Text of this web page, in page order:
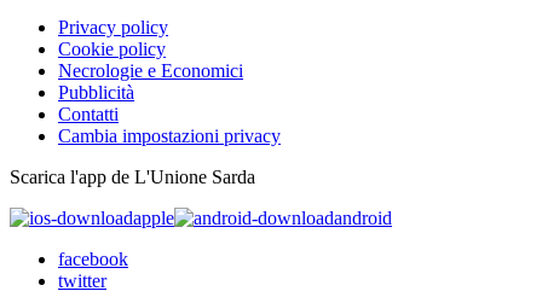
Privacy policy
Cookie policy
Necrologie e Economici
Pubblicità
Contatti
Cambia impostazioni privacy
Scarica l'app de L'Unione Sarda
apple
android
facebook
twitter